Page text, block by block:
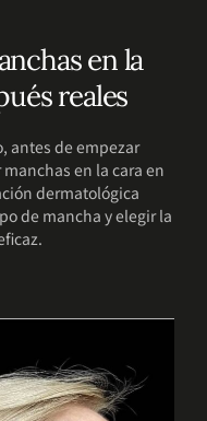
en la
reales
antes de empezar
en la cara en
dermatológica
de mancha y elegir la